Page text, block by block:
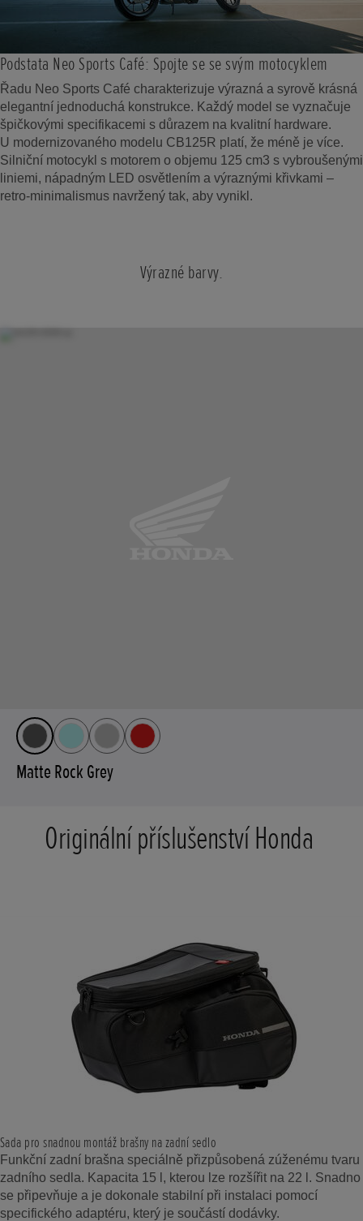
Podstata Neo Sports Café: Spojte se se svým motocyklem
Řadu Neo Sports Café charakterizuje výrazná a syrově krásná
elegantní jednoduchá konstrukce. Každý model se vyznačuje
špičkovými specifikacemi s důrazem na kvalitní hardware.
U modernizovaného modelu CB125R platí, že méně je více.
Silniční motocykl s motorem o objemu 125 cm3 s vybroušenými
liniemi, nápadným LED osvětlením a výraznými křivkami –
retro-minimalismus navržený tak, aby vynikl.
Výrazné barvy.
Matte Rock Grey
Originální příslušenství Honda
Sada pro snadnou montáž brašny na zadní sedlo
Funkční zadní brašna speciálně přizpůsobená zúženému tvaru
zadního sedla. Kapacita 15 l, kterou lze rozšířit na 22 l. Snadno
se připevňuje a je dokonale stabilní při instalaci pomocí
specifického adaptéru, který je součástí dodávky.